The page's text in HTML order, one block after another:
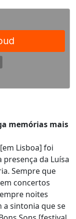
memórias mais
Lisboa] foi
da Luísa
Sempre que
concertos
noites
a sintonia que se